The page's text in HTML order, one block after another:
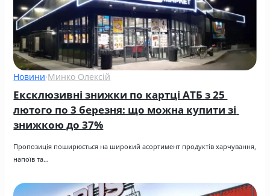
Новини·Минко Олексій
Ексклюзивні знижки по картці АТБ з 25
лютого по 3 березня: що можна купити зі
знижкою до 37%
Пропозиція поширюється на широкий асортимент продуктів харчування,
напоїв та…